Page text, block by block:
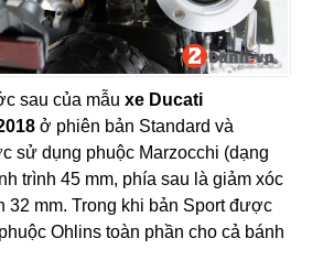
sau của mẫu xe Ducati
ở phiên bản Standard và
sử dụng phuộc Marzocchi (dạng
trình 45 mm, phía sau là giảm xóc
32 mm. Trong khi bản Sport được
Ohlins toàn phần cho cả bánh